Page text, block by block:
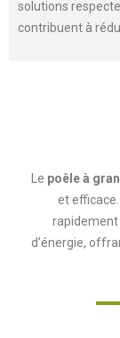
solutions
contribuent à
Le poêle à
et
d’énergie,